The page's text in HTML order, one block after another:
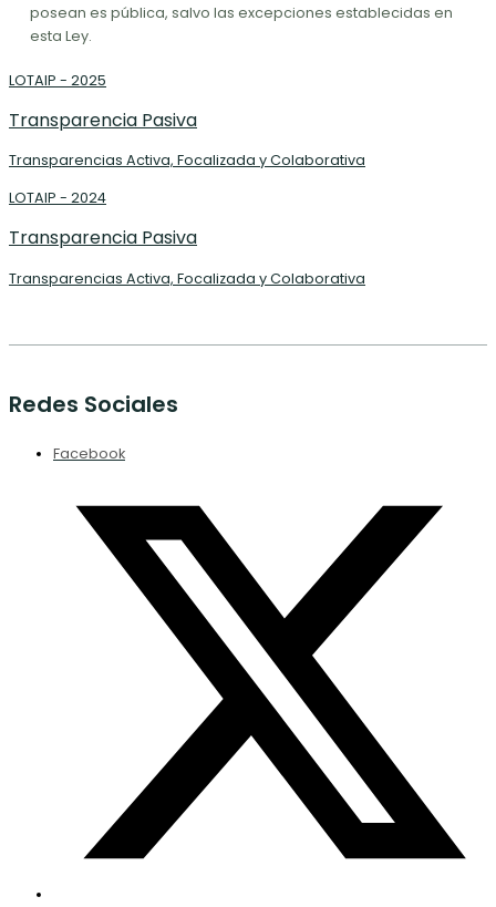
posean es pública, salvo las excepciones establecidas en
esta Ley.
LOTAIP - 2025
Transparencia Pasiva
Transparencias Activa, Focalizada y Colaborativa
LOTAIP - 2024
Transparencia Pasiva
Transparencias Activa, Focalizada y Colaborativa
Redes Sociales
Facebook